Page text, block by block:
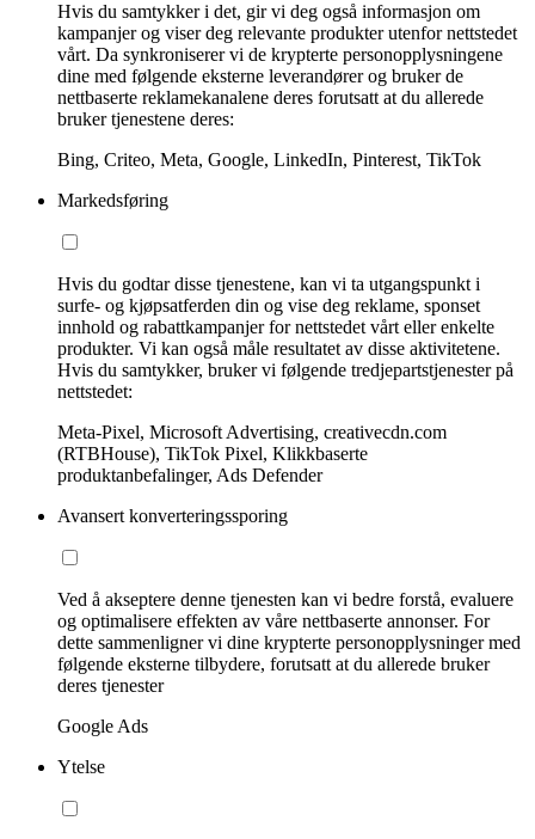
Hvis du samtykker i det, gir vi deg også informasjon om
kampanjer og viser deg relevante produkter utenfor nettstedet
vårt. Da synkroniserer vi de krypterte personopplysningene
dine med følgende eksterne leverandører og bruker de
nettbaserte reklamekanalene deres forutsatt at du allerede
bruker tjenestene deres:
Bing, Criteo, Meta, Google, LinkedIn, Pinterest, TikTok
Markedsføring
Hvis du godtar disse tjenestene, kan vi ta utgangspunkt i
surfe- og kjøpsatferden din og vise deg reklame, sponset
innhold og rabattkampanjer for nettstedet vårt eller enkelte
produkter. Vi kan også måle resultatet av disse aktivitetene.
Hvis du samtykker, bruker vi følgende tredjepartstjenester på
nettstedet:
Meta-Pixel, Microsoft Advertising, creativecdn.com
(RTBHouse), TikTok Pixel, Klikkbaserte
produktanbefalinger, Ads Defender
Avansert konverteringssporing
Ved å akseptere denne tjenesten kan vi bedre forstå, evaluere
og optimalisere effekten av våre nettbaserte annonser. For
dette sammenligner vi dine krypterte personopplysninger med
følgende eksterne tilbydere, forutsatt at du allerede bruker
deres tjenester
Google Ads
Ytelse